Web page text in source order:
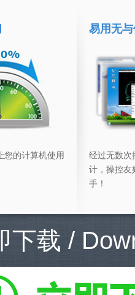
您的计算机使用
易用无
经过无数次
计，操控友
手！
下载 /